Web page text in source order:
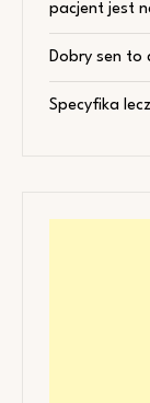
pacjent jest
Dobry sen to
Specyfika